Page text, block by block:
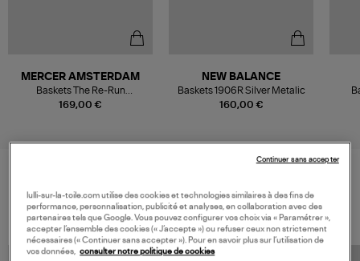
169,00 €
MERCER AMSTERDAM
Baskets The Re-Run
Monochrome Grey
160,00 €
NEW BALANCE
Baskets 1906R Silver Metalic
VOS DERNIERS PRODUITS VUS
lulli-sur-la-toile.com utilise des cookies et technologies similaires à des fins de
performance, personnalisation, publicité et analyses, en collaboration avec des
partenaires tels que Google. Vous pouvez configurer vos choix via « Paramétrer »,
accepter l’ensemble des cookies (« J’accepte ») ou refuser ceux non strictement
nécessaires (« Continuer sans accepter »). Pour en savoir plus sur l’utilisation de
vos données, consulter notre politique de cookies
Continuer sans accepter